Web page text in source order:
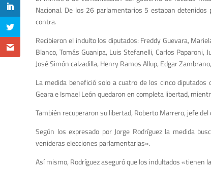
Nacional. De los 26 parlamentarios 5 estaban
contra.
Recibieron el indulto los diputados: Freddy Guevara,
Blanco, Tomás Guanipa, Luis Stefanelli, Carlos Paparoni,
José Simón calzadilla, Henry Ramos Allup, Edgar
La medida benefició solo a cuatro de los cinco
Geara e Ismael León quedaron en completa libertad,
También recuperaron su libertad, Roberto Marrero, jefe
Según los expresado por Jorge Rodríguez la medida
venideras elecciones parlamentarias».
Así mismo, Rodríguez aseguró que los indultados «tienen